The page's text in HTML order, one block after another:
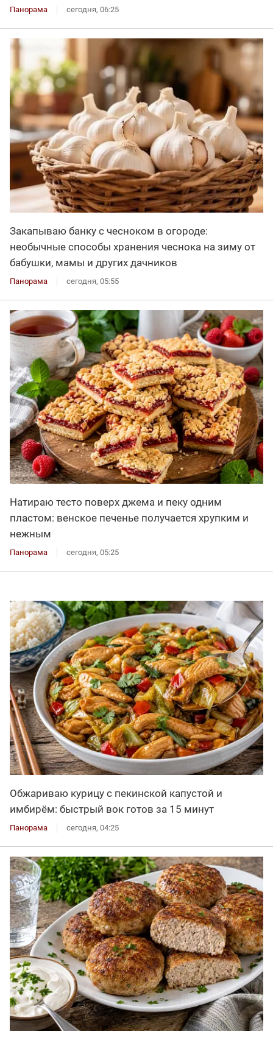
Панорама сегодня, 06:25
Закапываю банку с чесноком в огороде:
необычные способы хранения чеснока на зиму от
бабушки, мамы и других дачников
Панорама сегодня, 05:55
Натираю тесто поверх джема и пеку одним
пластом: венское печенье получается хрупким и
нежным
Панорама сегодня, 05:25
Обжариваю курицу с пекинской капустой и
имбирём: быстрый вок готов за 15 минут
Панорама сегодня, 04:25